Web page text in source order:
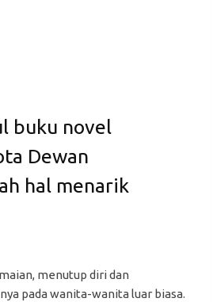
buku novel
Dewan
hal menarik
menutup diri dan
pada wanita-wanita luar biasa.